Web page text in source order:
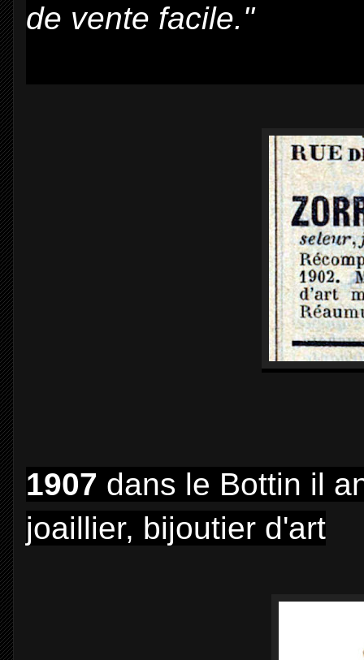
de vente facile."
1907 dans le Bottin il
joaillier, bijoutier d'art